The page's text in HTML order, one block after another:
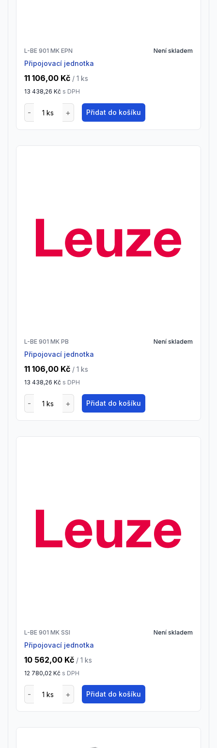
L-BE 901 MK EPN Není skladem
Připojovací jednotka
11 106,00 Kč / 1 ks
13 438,26 Kč s DPH
Přidat do košíku
L-BE 901 MK PB Není skladem
Připojovací jednotka
11 106,00 Kč / 1 ks
13 438,26 Kč s DPH
Přidat do košíku
L-BE 901 MK SSI Není skladem
Připojovací jednotka
10 562,00 Kč / 1 ks
12 780,02 Kč s DPH
Přidat do košíku